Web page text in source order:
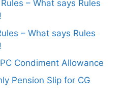
Rules – What says Rules
– What says Rules
Condiment Allowance
Pension Slip for CG